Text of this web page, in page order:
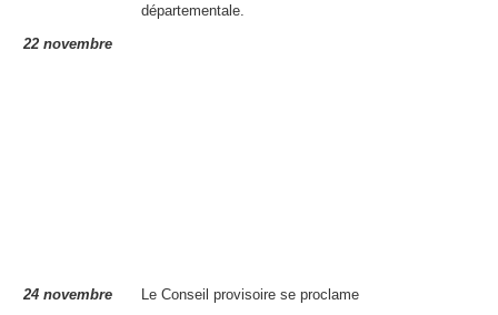
départementale.
22 novembre
24 novembre
Le Conseil provisoire se proclame